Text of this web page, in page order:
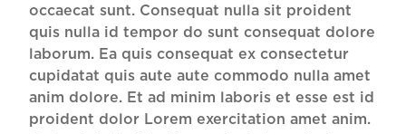
occaecat sunt. Consequat nulla sit proident
quis nulla id tempor do sunt consequat dolore
laborum. Ea quis consequat ex consectetur
cupidatat quis aute aute commodo nulla amet
anim dolore. Et ad minim laboris et esse est id
proident dolor Lorem exercitation amet anim.